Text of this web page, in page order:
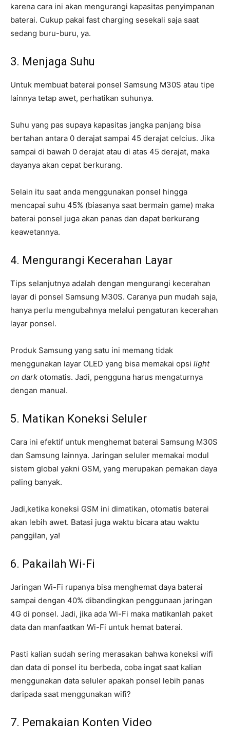
karena cara ini akan mengurangi kapasitas penyimpanan
baterai. Cukup pakai fast charging sesekali saja saat
sedang buru-buru, ya.
3. Menjaga Suhu
Untuk membuat baterai ponsel Samsung M30S atau tipe
lainnya tetap awet, perhatikan suhunya.
Suhu yang pas supaya kapasitas jangka panjang bisa
bertahan antara 0 derajat sampai 45 derajat celcius. Jika
sampai di bawah 0 derajat atau di atas 45 derajat, maka
dayanya akan cepat berkurang.
Selain itu saat anda menggunakan ponsel hingga
mencapai suhu 45% (biasanya saat bermain game) maka
baterai ponsel juga akan panas dan dapat berkurang
keawetannya.
4. Mengurangi Kecerahan Layar
Tips selanjutnya adalah dengan mengurangi kecerahan
layar di ponsel Samsung M30S. Caranya pun mudah saja,
hanya perlu mengubahnya melalui pengaturan kecerahan
layar ponsel.
Produk Samsung yang satu ini memang tidak
menggunakan layar OLED yang bisa memakai opsi light
on dark otomatis. Jadi, pengguna harus mengaturnya
dengan manual.
5. Matikan Koneksi Seluler
Cara ini efektif untuk menghemat baterai Samsung M30S
dan Samsung lainnya. Jaringan seluler memakai modul
sistem global yakni GSM, yang merupakan pemakan daya
paling banyak.
Jadi,ketika koneksi GSM ini dimatikan, otomatis baterai
akan lebih awet. Batasi juga waktu bicara atau waktu
panggilan, ya!
6. Pakailah Wi-Fi
Jaringan Wi-Fi rupanya bisa menghemat daya baterai
sampai dengan 40% dibandingkan penggunaan jaringan
4G di ponsel. Jadi, jika ada Wi-Fi maka matikanlah paket
data dan manfaatkan Wi-Fi untuk hemat baterai.
Pasti kalian sudah sering merasakan bahwa koneksi wifi
dan data di ponsel itu berbeda, coba ingat saat kalian
menggunakan data seluler apakah ponsel lebih panas
daripada saat menggunakan wifi?
7. Pemakaian Konten Video